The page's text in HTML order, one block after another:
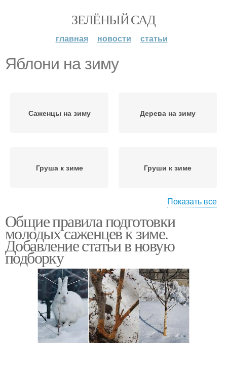
ЗЕЛЁНЫЙ САД
главная новости статьи
Яблони на зиму
Саженцы на зиму Дерева на зиму
Груша к зиме Груши к зиме
Колоновидная яблоня Уход за яблоней
Сад к зиме Яблони к зиме
Груши на зиму Яблоня к зиме
Показать все
Общие правила подготовки
молодых саженцев к зиме.
Добавление статьи в новую
подборку